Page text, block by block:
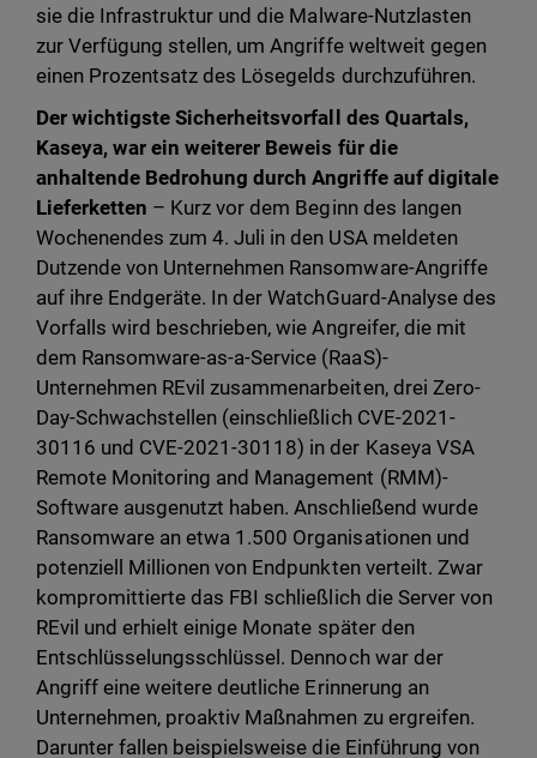
sie die Infrastruktur und die Malware-Nutzlasten
zur Verfügung stellen, um Angriffe weltweit gegen
einen Prozentsatz des Lösegelds durchzuführen.
Der wichtigste Sicherheitsvorfall des Quartals,
Kaseya, war ein weiterer Beweis für die
anhaltende Bedrohung durch Angriffe auf digitale
Lieferketten – Kurz vor dem Beginn des langen
Wochenendes zum 4. Juli in den USA meldeten
Dutzende von Unternehmen Ransomware-Angriffe
auf ihre Endgeräte. In der WatchGuard-Analyse des
Vorfalls wird beschrieben, wie Angreifer, die mit
dem Ransomware-as-a-Service (RaaS)-
Unternehmen REvil zusammenarbeiten, drei Zero-
Day-Schwachstellen (einschließlich CVE-2021-
30116 und CVE-2021-30118) in der Kaseya VSA
Remote Monitoring and Management (RMM)-
Software ausgenutzt haben. Anschließend wurde
Ransomware an etwa 1.500 Organisationen und
potenziell Millionen von Endpunkten verteilt. Zwar
kompromittierte das FBI schließlich die Server von
REvil und erhielt einige Monate später den
Entschlüsselungsschlüssel. Dennoch war der
Angriff eine weitere deutliche Erinnerung an
Unternehmen, proaktiv Maßnahmen zu ergreifen.
Darunter fallen beispielsweise die Einführung von